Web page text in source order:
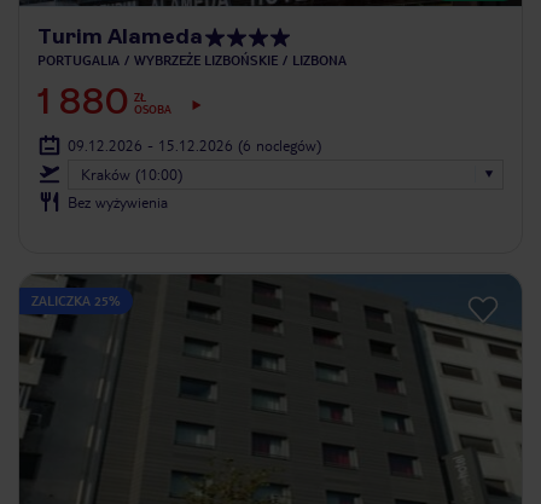
Turim Alameda
PORTUGALIA WYBRZEŻE LIZBOŃSKIE LIZBONA
1 880 ZŁ
OSOBA
09.12.2026 - 15.12.2026 (6 noclegów)
Kraków (10:00)
Bez wyżywienia
ZALICZKA 25%